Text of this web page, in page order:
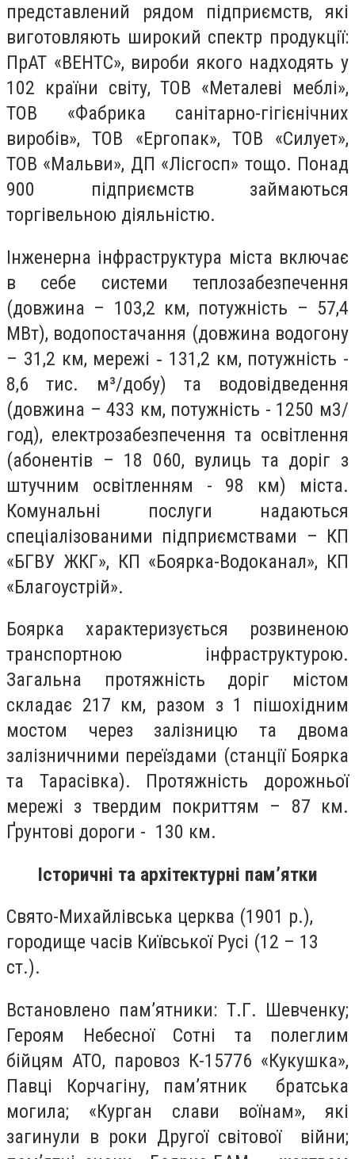
представлений рядом підприємств, які
виготовляють широкий спектр продукції:
ПрАТ «ВЕНТС», вироби якого надходять у
102 країни світу, ТОВ «Металеві меблі»,
ТОВ «Фабрика санітарно-гігієнічних
виробів», ТОВ «Ергопак», ТОВ «Силует»,
ТОВ «Мальви», ДП «Лісгосп» тощо. Понад
900 підприємств займаються
торгівельною діяльністю.
Інженерна інфраструктура міста включає
в себе системи теплозабезпечення
(довжина – 103,2 км, потужність – 57,4
МВт), водопостачання (довжина водогону
– 31,2 км, мережі ‑ 131,2 км, потужність -
8,6 тис. м³/добу) та водовідведення
(довжина – 433 км, потужність - 1250 м3/
год), електрозабезпечення та освітлення
(абонентів – 18 060, вулиць та доріг з
штучним освітленням - 98 км) міста.
Комунальні послуги надаються
спеціалізованими підприємствами – КП
«БГВУ ЖКГ», КП «Боярка-Водоканал», КП
«Благоустрій».
Боярка характеризується розвиненою
транспортною інфраструктурою.
Загальна протяжність доріг містом
складає 217 км, разом з 1 пішохідним
мостом через залізницю та двома
залізничними переїздами (станції Боярка
та Тарасівка). Протяжність дорожньої
мережі з твердим покриттям – 87 км.
Ґрунтові дороги - 130 км.
Історичні та архітектурні пам’ятки
Свято-Михайлівська церква (1901 р.),
городище часів Київської Русі (12 – 13
ст.).
Встановлено пам’ятники: Т.Г. Шевченку;
Героям Небесної Сотні та полеглим
бійцям АТО, паровоз К-15776 «Кукушка»,
Павці Корчагіну, пам’ятник братська
могила; «Курган слави воїнам», які
загинули в роки Другої світової війни;